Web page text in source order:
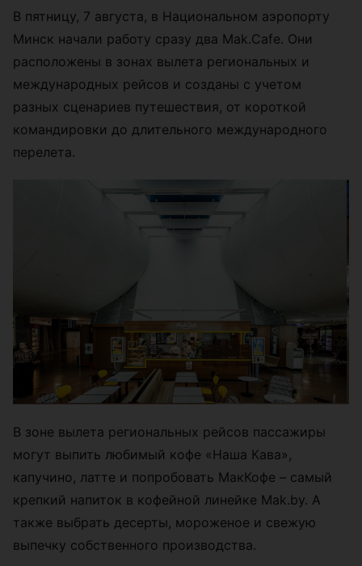
В пятницу, 7 августа, в Национальном аэропорту
Минск начали работу сразу два Mak.Cafe. Они
расположены в зонах вылета региональных и
международных рейсов и созданы с учетом
разных сценариев путешествия, от короткой
командировки до длительного международного
перелета.
В зоне вылета региональных рейсов пассажиры
могут выпить любимый кофе «Наша Кава»,
капучино, латте и попробовать МакКофе – самый
крепкий напиток в кофейной линейке Mak.by. А
также выбрать десерты, мороженое и свежую
выпечку собственного производства.